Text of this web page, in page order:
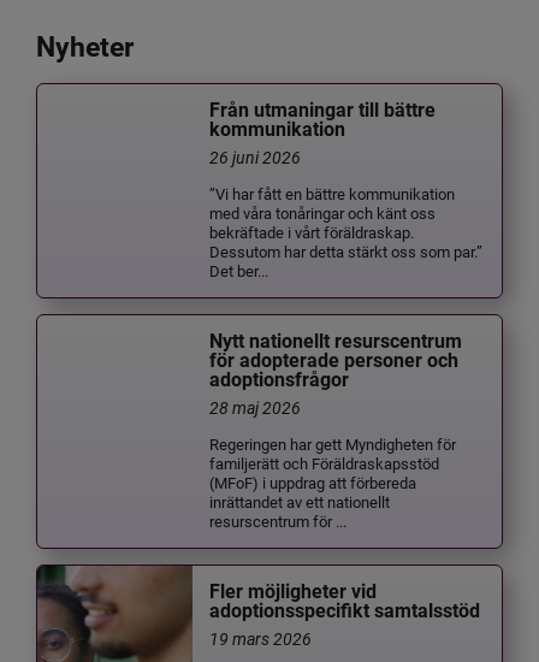
Nyheter
Från utmaningar till bättre
kommunikation
26 juni 2026
”Vi har fått en bättre kommunikation
med våra tonåringar och känt oss
bekräftade i vårt föräldraskap.
Dessutom har detta stärkt oss som par.”
Det ber...
Nytt nationellt resurscentrum
för adopterade personer och
adoptionsfrågor
28 maj 2026
Regeringen har gett Myndigheten för
familjerätt och Föräldraskapsstöd
(MFoF) i uppdrag att förbereda
inrättandet av ett nationellt
resurscentrum för ...
Fler möjligheter vid
adoptionsspecifikt samtalsstöd
19 mars 2026